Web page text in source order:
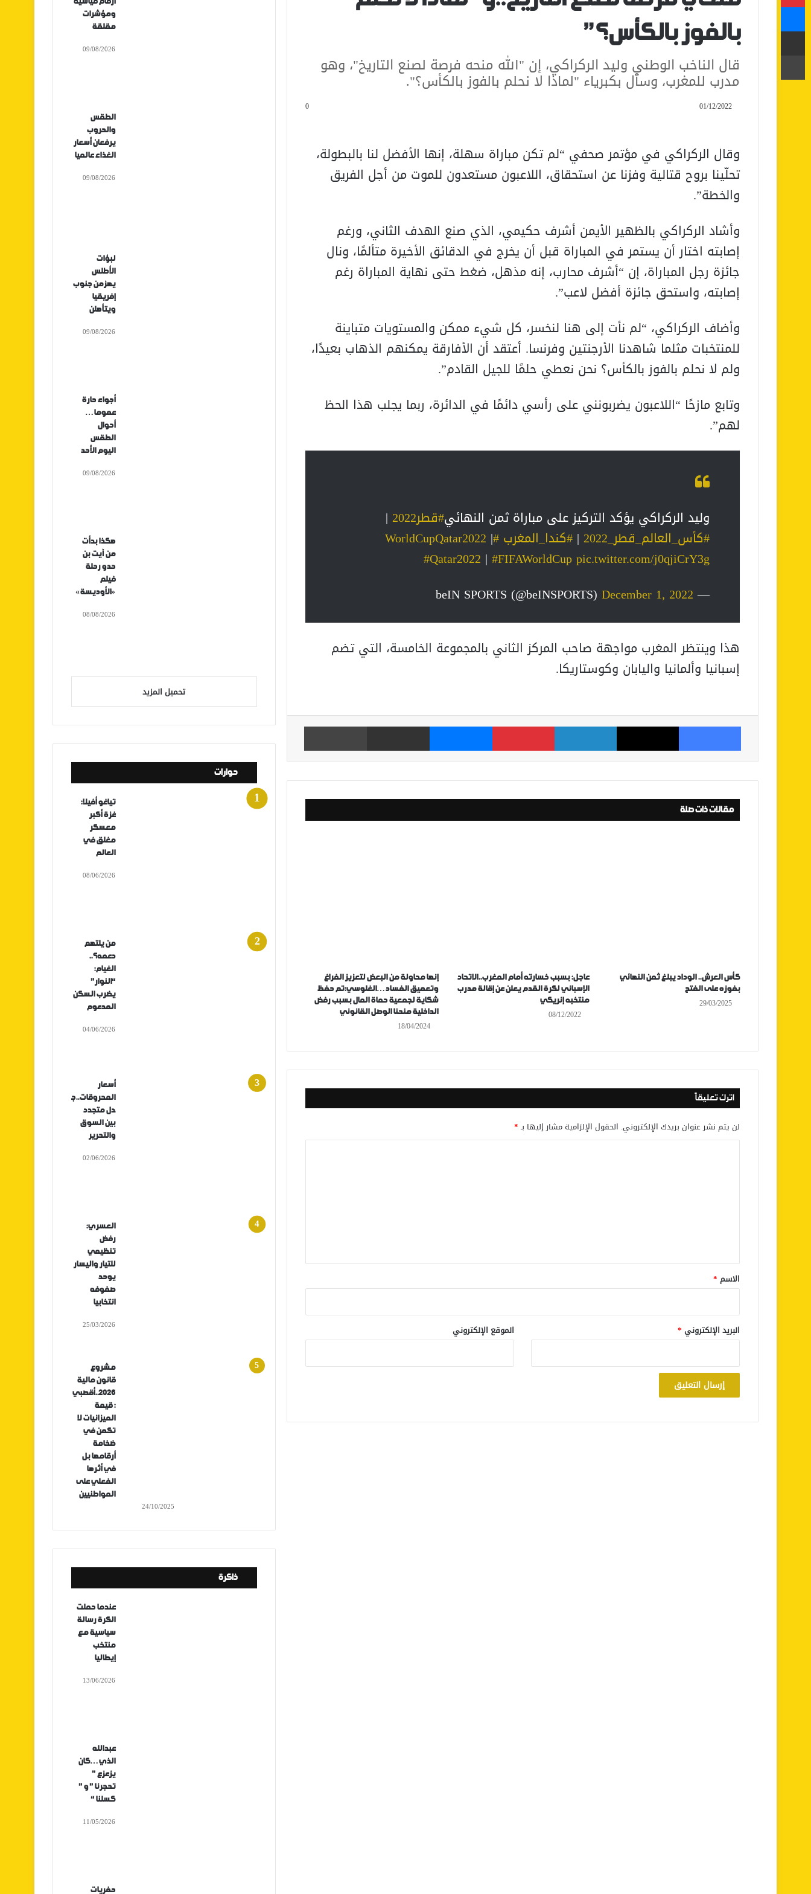
بالفوز بالكأس؟”
قال الناخب الوطني وليد الركراكي، إن "الله منحه فرصة لصنع التاريخ"، وهو
مدرب للمغرب، وسأل بكبرياء "لماذا لا نحلم بالفوز بالكأس؟".
01/12/2022
0
وقال الركراكي في مؤتمر صحفي “لم تكن مباراة سهلة، إنها الأفضل لنا بالبطولة،
تحلّينا بروح قتالية وفزنا عن استحقاق، اللاعبون مستعدون للموت من أجل الفريق
والخطة”.
وأشاد الركراكي بالظهير الأيمن أشرف حكيمي، الذي صنع الهدف الثاني، ورغم
إصابته اختار أن يستمر في المباراة قبل أن يخرج في الدقائق الأخيرة متألمًا، ونال
جائزة رجل المباراة، إن “أشرف محارب، إنه مذهل، ضغط حتى نهاية المباراة رغم
إصابته، واستحق جائزة أفضل لاعب”.
وأضاف الركراكي، “لم نأت إلى هنا لنخسر، كل شيء ممكن والمستويات متباينة
للمنتخبات مثلما شاهدنا الأرجنتين وفرنسا. أعتقد أن الأفارقة يمكنهم الذهاب بعيدًا،
ولم لا نحلم بالفوز بالكأس؟ نحن نعطي حلمًا للجيل القادم”.
وتابع مازحًا “اللاعبون يضربونني على رأسي دائمًا في الدائرة، ربما يجلب هذا الحظ
لهم”.
وليد الركراكي يؤكد التركيز على مباراة ثمن النهائي#قطر2022
|
#كأس_العالم_قطر_2022
| #كندا_المغرب #WorldCupQatar2022
|
#Qatar2022 | #FIFAWorldCuppic.twitter.com/j0qjiCrY3g
— beIN SPORTS (@beINSPORTS)
December 1, 2022
هذا وينتظر المغرب مواجهة صاحب المركز الثاني بالمجموعة الخامسة، التي تضم
إسبانيا وألمانيا واليابان وكوستاريكا.
فيسبوك ‫X لينكدإن بينتيريست ماسنجر مشاركة عبر البريد
مقالات ذات صلة
كأس العرش.. الوداد يبلغ ثمن النهائي
بفوزه على الفتح
29/03/2025
عاجل: بسبب خسارته أمام المغرب..الاتحاد
الإسباني لكرة القدم يعلن عن إقالة مدرب
منتخبه إنريكي
08/12/2022
إنها محاولة من البعض لتعزيز الفراغ
وتعميق الفساد…الغلوسي:تم حفظ
شكاية لجمعية حماة المال بسبب رفض
الداخلية منحنا الوصل القانوني
18/04/2024
اترك تعليقاً
لن يتم نشر عنوان بريدك الإلكتروني. الحقول الإلزامية مشار إليها بـ*
*
الاسم *
البريد الإلكتروني * الموقع الإلكتروني
ومؤشرات
مقلقة
09/08/2026
الطقس
والحروب
يرفعان أسعار
الغذاء عالميا
09/08/2026
لبؤات
الأطلس
يهزمن جنوب
إفريقيا
ويتأهلن
09/08/2026
أجواء حارة
عموما…
أحوال
الطقس
اليوم الأحد
09/08/2026
هكذا بدأت
من آيت بن
حدو رحلة
فيلم
«الأوديسة»
08/08/2026
تحميل المزيد
حوارات
تياغو أفيلا:
غزة أكبر
معسكر
مغلق في
العالم
08/06/2026
من يلتهم
دعمه؟..
الغيام:
“النوار”
يضرب السكن
المدعوم
04/06/2026
أسعار
المحروقات..ج
دل متجدد
بين السوق
والتحرير
02/06/2026
العسري:
رفض
تنظيمي
للتيار واليسار
يوحد
صفوفه
انتخابيا
25/03/2026
مشروع
قانون مالية
2026..أقصبي
: قيمة
الميزانيات لا
تكمن في
ضخامة
أرقامها بل
في أثرها
الفعلي على
المواطنيين
24/10/2025
ذاكرة
عندما حملت
الكرة رسالة
سياسية مع
منتخب
إيطاليا
13/06/2026
عبدالله
الذي…كان
يزعزع ”
تحجرنا ” و ”
كسلنا “
11/05/2026
حفريات